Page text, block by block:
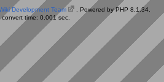
Development Team
. Powered by PHP 8.1.34.
convert time: 0.001 sec.